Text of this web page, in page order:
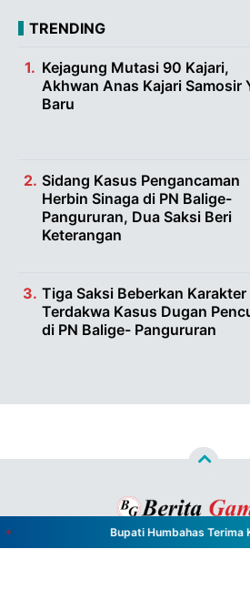
TRENDING
Kejagung Mutasi 90 Kajari,
Akhwan Anas Kajari Samosir
Baru
Sidang Kasus Pengancaman
Herbin Sinaga di PN Balige-
Pangururan, Dua Saksi Beri
Keterangan
Tiga Saksi Beberkan Karakter
Terdakwa Kasus Dugan
di PN Balige- Pangururan
Bupati Humbahas Terima
Copyright ©2026Berita Gambar™-
Designed by